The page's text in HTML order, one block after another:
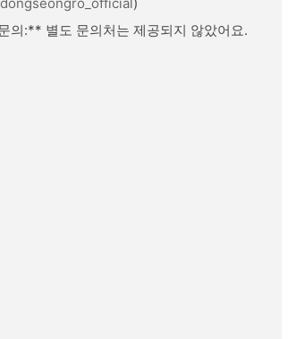
의:** 별도 문의처는 제공되지 않았어요.